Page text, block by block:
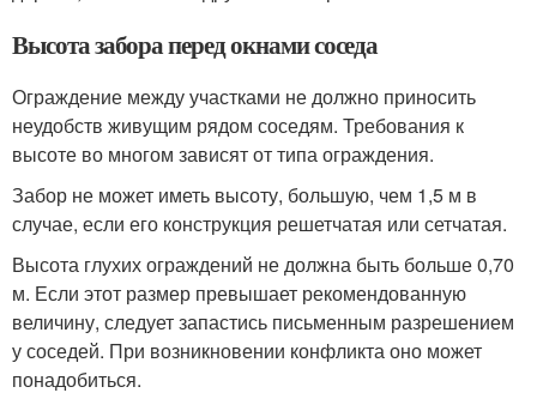
Высота забора перед окнами соседа
Ограждение между участками не должно приносить
неудобств живущим рядом соседям. Требования к
высоте во многом зависят от типа ограждения.
Забор не может иметь высоту, большую, чем 1,5 м в
случае, если его конструкция решетчатая или сетчатая.
Высота глухих ограждений не должна быть больше 0,70
м. Если этот размер превышает рекомендованную
величину, следует запастись письменным разрешением
у соседей. При возникновении конфликта оно может
понадобиться.